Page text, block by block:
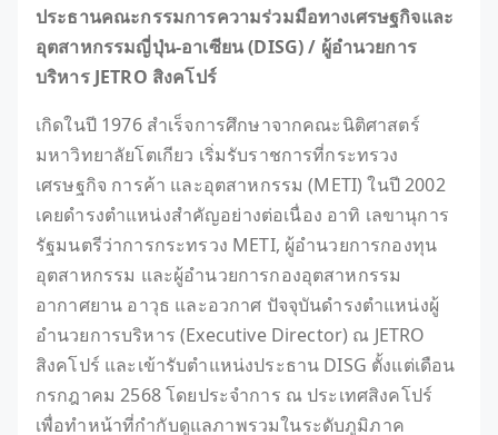
ประธานคณะกรรมการความร่วมมือทางเศรษฐกิจและ
อุตสาหกรรมญี่ปุ่น-อาเซียน (DISG) / ผู้อำนวยการ
บริหาร JETRO สิงคโปร์
เกิดในปี 1976 สำเร็จการศึกษาจากคณะนิติศาสตร์
มหาวิทยาลัยโตเกียว เริ่มรับราชการที่กระทรวง
เศรษฐกิจ การค้า และอุตสาหกรรม (METI) ในปี 2002
เคยดำรงตำแหน่งสำคัญอย่างต่อเนื่อง อาทิ เลขานุการ
รัฐมนตรีว่าการกระทรวง METI, ผู้อำนวยการกองทุน
อุตสาหกรรม และผู้อำนวยการกองอุตสาหกรรม
อากาศยาน อาวุธ และอวกาศ ปัจจุบันดำรงตำแหน่งผู้
อำนวยการบริหาร (Executive Director) ณ JETRO
สิงคโปร์ และเข้ารับตำแหน่งประธาน DISG ตั้งแต่เดือน
กรกฎาคม 2568 โดยประจำการ ณ ประเทศสิงคโปร์
เพื่อทำหน้าที่กำกับดูแลภาพรวมในระดับภูมิภาค